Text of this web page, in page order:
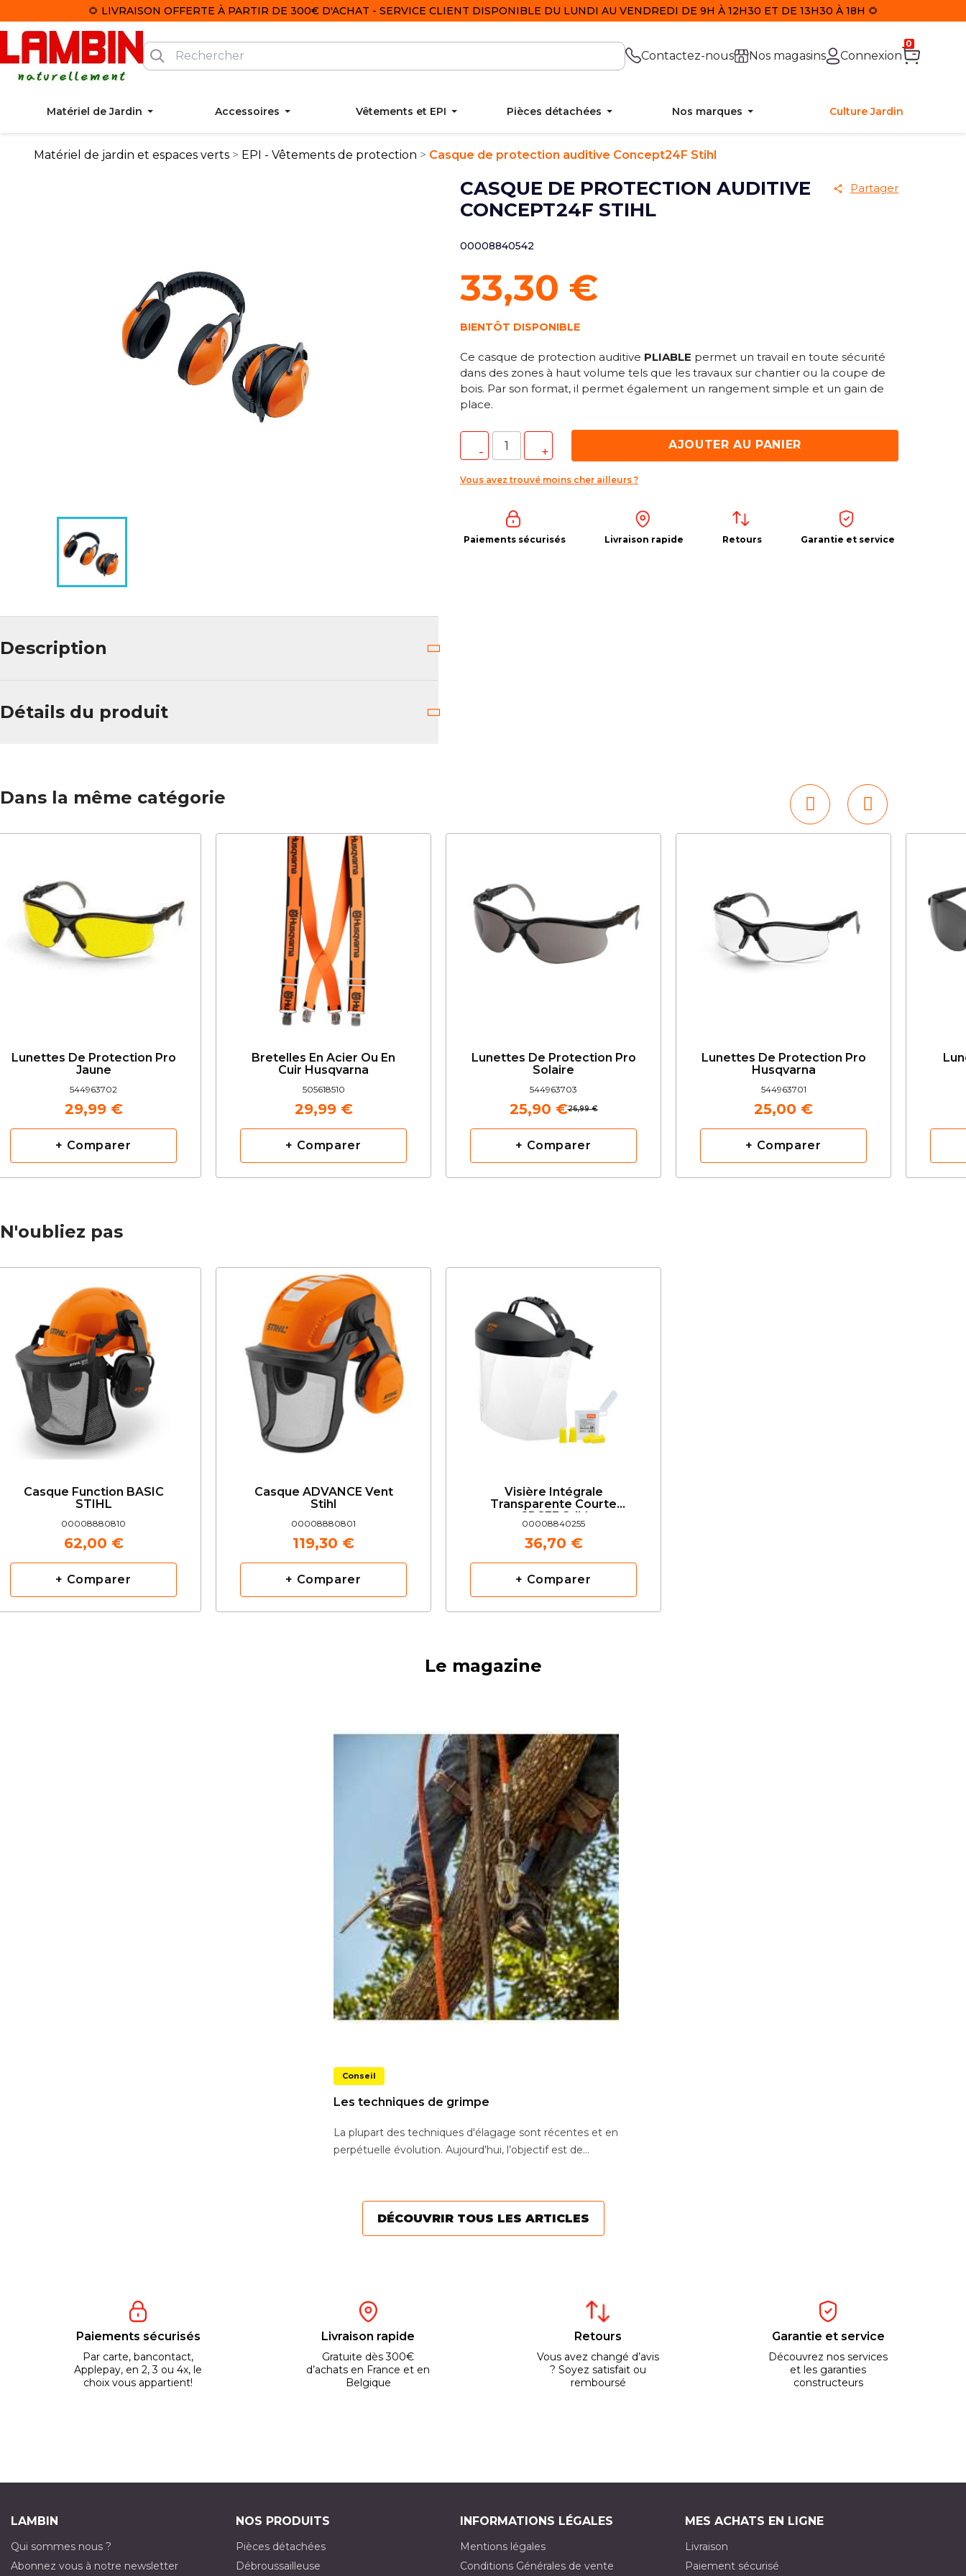
🌻 LIVRAISON OFFERTE À PARTIR DE 300€ D'ACHAT - SERVICE CLIENT DISPONIBLE DU LUNDI AU VENDREDI DE 9H À 12H30 ET DE 13H30 À 18H 🌻
Contactez-nous Nos magasins Connexion
0
Matériel de Jardin Accessoires Vêtements et EPI Pièces détachées Nos marques Culture Jardin
Matériel de jardin et espaces verts EPI - Vêtements de protection Casque de protection auditive Concept24F Stihl
CASQUE DE PROTECTION AUDITIVE
CONCEPT24F STIHL
Partager
00008840542
33,30 €
BIENTÔT DISPONIBLE
Ce casque de protection auditive PLIABLE permet un travail en toute sécurité
dans des zones à haut volume tels que les travaux sur chantier ou la coupe de
bois. Par son format, il permet également un rangement simple et un gain de
place.
AJOUTER AU PANIER
Vous avez trouvé moins cher ailleurs ?
Paiements sécurisés Livraison rapide Retours Garantie et service
Description
Détails du produit
Dans la même catégorie
Lunettes De Protection Pro
Jaune
544963702
29,99 €
+ Comparer
Bretelles En Acier Ou En
Cuir Husqvarna
505618510
29,99 €
+ Comparer
Lunettes De Protection Pro
Solaire
544963703
26,99 €
25,90 €
+ Comparer
Lunettes De Protection Pro
Husqvarna
544963701
25,00 €
+ Comparer
N'oubliez pas
Casque Function BASIC
STIHL
00008880810
62,00 €
+ Comparer
Casque ADVANCE Vent
Stihl
00008880801
119,30 €
+ Comparer
Visière Intégrale
Transparente Courte
GPC33 Stihl
00008840255
36,70 €
+ Comparer
Le magazine
Conseil
Les techniques de grimpe
La plupart des techniques d'élagage sont récentes et en
perpétuelle évolution. Aujourd’hui, l’objectif est de...
DÉCOUVRIR TOUS LES ARTICLES
Paiements sécurisés
Par carte, bancontact,
Applepay, en 2, 3 ou 4x, le
choix vous appartient!
Livraison rapide
Gratuite dès 300€
d’achats en France et en
Belgique
Retours
Vous avez changé d’avis
? Soyez satisfait ou
remboursé
Garantie et service
Découvrez nos services
et les garanties
constructeurs
LAMBIN
Qui sommes nous ?
Abonnez vous à notre newsletter
NOS PRODUITS
Pièces détachées
Débroussailleuse
INFORMATIONS LÉGALES
Mentions légales
Conditions Générales de vente
MES ACHATS EN LIGNE
Livraison
Paiement sécurisé